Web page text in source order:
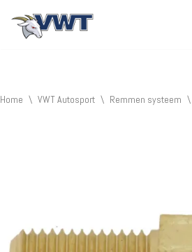
Home \ VWT Autosport \ Remmen systeem \